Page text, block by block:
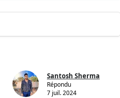
Santosh Sherma
Répondu
7 juil. 2024